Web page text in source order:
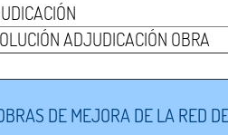
ADJUDICACIÓN OBRA
DE MEJORA DE LA RED